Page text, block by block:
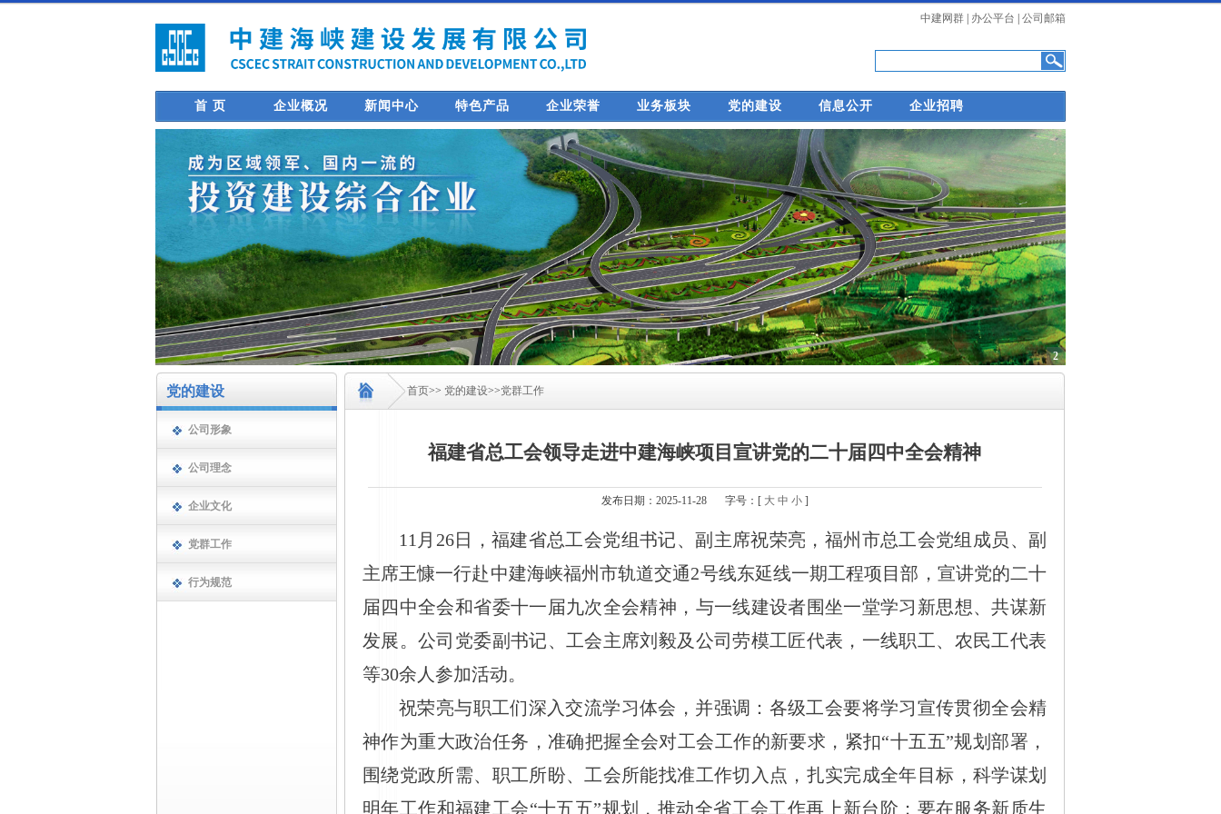
中建网群 办公平台 公司邮箱
首 页 企业概况 新闻中心 特色产品 企业荣誉 业务板块 党的建设 信息公开 企业招聘
1 2
党的建设
公司形象
公司理念
企业文化
党群工作
行为规范
首页>> 党的建设>>党群工作
福建省总工会领导走进中建海峡项目宣讲党的二十届四中全会精神
发布日期：2025-11-28 字号：[ 大 中 小]
11 月26日，福建省总工会党组书记、副主席祝荣亮，福州市总工会党组成员、副
主席王慷一行赴中建海峡福州市轨道交通2号线东延线一期工程项目部，宣讲党的二十
届四中全会和省委十一届九次全会精神，与一线建设者围坐一堂学习新思想、共谋新
发展。公司党委副书记、工会主席刘毅及公司劳模工匠代表，一线职工、农民工代表
等30余人参加活动。
祝荣亮与职工们深入交流学习体会，并强调：各级工会要将学习宣传贯彻全会精
神作为重大政治任务，准确把握全会对工会工作的新要求，紧扣“十五五”规划部署，
围绕党政所需、职工所盼、工会所能找准工作切入点，扎实完成全年目标，科学谋划
明年工作和福建工会“十五五”规划，推动全省工会工作再上新台阶；要在服务新质生